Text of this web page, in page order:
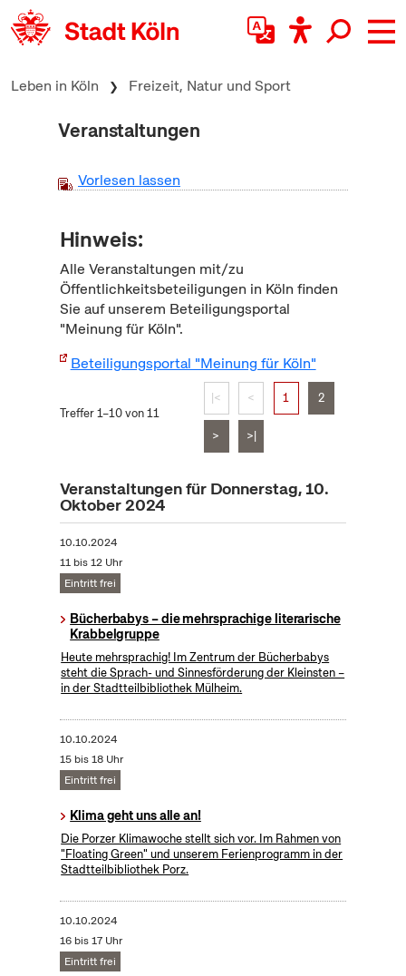
zum Inhalt springen
Leben in Köln Freizeit, Natur und Sport
Veranstaltungen
Vorlesen lassen
Hinweis:
Alle Veranstaltungen mit/zu
Öffentlichkeitsbeteiligungen in Köln finden
Sie auf unserem Beteiligungsportal
"Meinung für Köln".
Beteiligungsportal "Meinung für Köln"
Treffer 1–10 von 11
|< < 1 2
> >|
Veranstaltungen für Donnerstag, 10.
Oktober 2024
10.10.2024
11 bis 12 Uhr
Eintritt frei
Bücherbabys – die mehrsprachige literarische
Krabbelgruppe
Heute mehrsprachig! Im Zentrum der Bücherbabys
steht die Sprach- und Sinnesförderung der Kleinsten –
in der Stadtteilbibliothek Mülheim.
10.10.2024
15 bis 18 Uhr
Eintritt frei
Klima geht uns alle an!
Die Porzer Klimawoche stellt sich vor. Im Rahmen von
"Floating Green" und unserem Ferienprogramm in der
Stadtteilbibliothek Porz.
10.10.2024
16 bis 17 Uhr
Eintritt frei